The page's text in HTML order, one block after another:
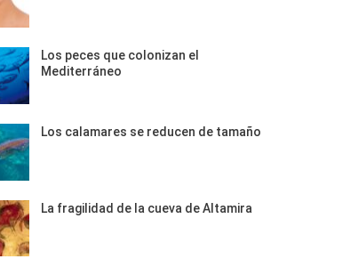
Los peces que colonizan el
Mediterráneo
Los calamares se reducen de tamaño
La fragilidad de la cueva de Altamira